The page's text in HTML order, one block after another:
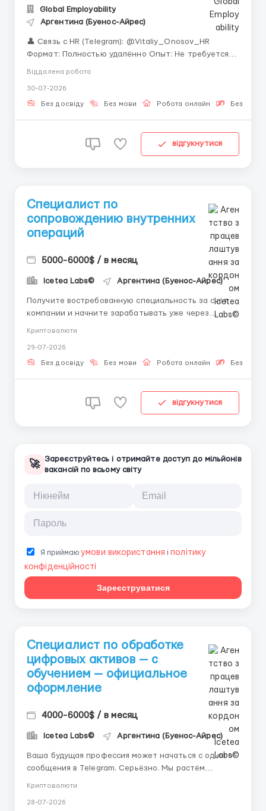
Global Employability
Аргентина (Буенос-Айрес)
👤 Связь с HR (Telegram): @Vitaliy_Onosov_HR
Формат: Полностью удалённо Опыт: Не требуется —
операционщиков очевидна: трейдеры принимают
решения, но именно операционные с...
Віддалена робота
30-07-2026
Без досвіду Без мови Робота онлайн
відгукнутися
Специалист по
сопровождению внутренних
операций
5000-6000$ / в месяц
Icetea Labs© Аргентина (Буенос-Айрес)
Получите востребованную специальность за счёт
компании и начните зарабатывать уже через
Опыт: Обучение с первого рабочего дня Цифровые
активы изменяют мировую финансовую систему.
Криптовалюти
29-07-2026
Без досвіду Без мови Робота онлайн
відгукнутися
🚀 Зареєструйтесь і отримайте доступ до мільйонів
вакансій по всьому світу
Я приймаюумови використання і політику
конфіденційності
Зареєструватися
Специалист по обработке
цифровых активов — с
обучением — официальное
оформление
4000-6000$ / в месяц
Icetea Labs© Аргентина (Буенос-Айрес)
Ваша будущая профессия может начаться с одного
сообщения в Telegram. Серьёзно. Мы растём
пути. Технологии + финансы: Современные
Криптовалюти
28-07-2026